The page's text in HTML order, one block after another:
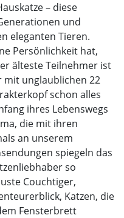
– diese
und
eleganten Tieren.
Persönlichkeit hat,
älteste Teilnehmer ist
mit unglaublichen 22
schon alles
ihres Lebenswegs
die mit ihren
an unserem
spiegeln das
so
Couchtiger,
Katzen, die
Fensterbrett